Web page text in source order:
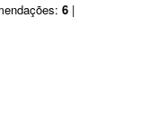
6 |